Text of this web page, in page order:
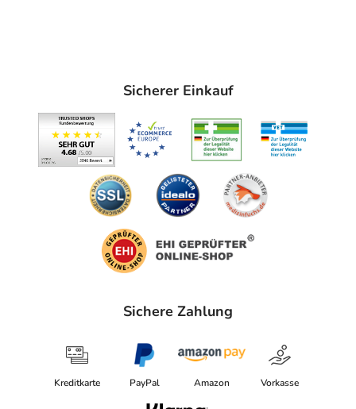
Sicherer Einkauf
Sichere Zahlung
Kreditkarte PayPal Amazon Vorkasse